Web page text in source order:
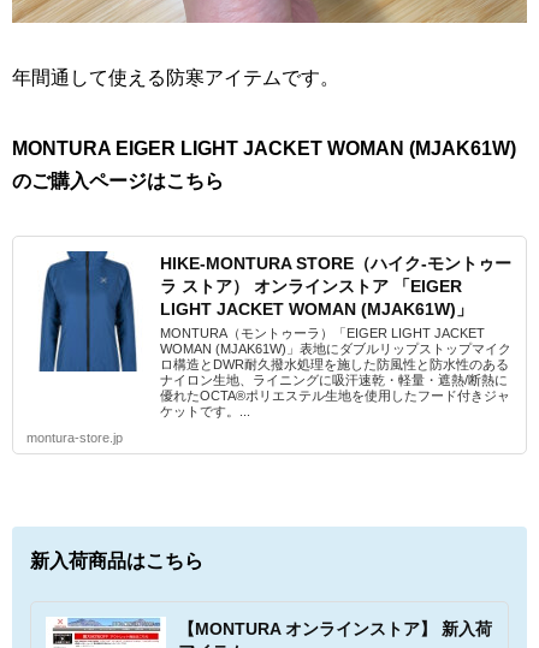
年間通して使える防寒アイテムです。
MONTURA EIGER LIGHT JACKET WOMAN (MJAK61W)
のご購入ページはこちら
HIKE-MONTURA STORE（ハイク-モントゥー
ラ ストア） オンラインストア 「EIGER
LIGHT JACKET WOMAN (MJAK61W)」
MONTURA（モントゥーラ）「EIGER LIGHT JACKET
WOMAN (MJAK61W)」表地にダブルリップストップマイク
ロ構造とDWR耐久撥水処理を施した防風性と防水性のある
ナイロン生地、ライニングに吸汗速乾・軽量・遮熱/断熱に
優れたOCTA®ポリエステル生地を使用したフード付きジャ
ケットです。...
montura-store.jp
新入荷商品はこちら
【MONTURA オンラインストア】 新入荷